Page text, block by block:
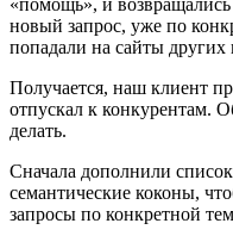
новый запрос, уже по
попадали на сайты других
Получается, наш клиент
отпускал к конкурентам.
делать.
Сначала дополнили
семантические коконы,
запросы по конкретной